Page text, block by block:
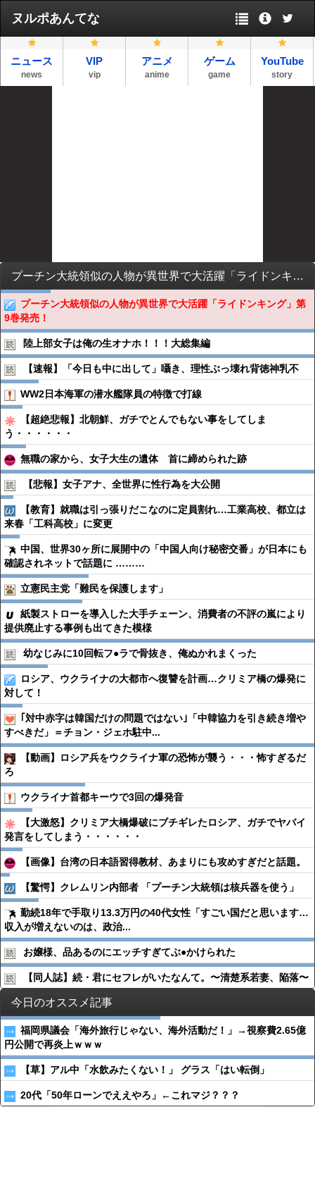
ヌルポあんてな
ニュース
news
VIP
vip
アニメ
anime
ゲーム
game
YouTube
story
プーチン大統領似の人物が異世界で大活躍「ライドンキング」第9巻発売！
プーチン大統領似の人物が異世界で大活躍「ライドンキング」第
9巻発売！
陸上部女子は俺の生オナホ！！！大総集編
【速報】「今日も中に出して」囁き、理性ぶっ壊れ背徳神乳不
WW2日本海軍の潜水艦隊員の特徴で打線
【超絶悲報】北朝鮮、ガチでとんでもない事をしてしま
う・・・・・・
無職の家から、女子大生の遺体 首に締められた跡
【悲報】女子アナ、全世界に性行為を大公開
【教育】就職は引っ張りだこなのに定員割れ…工業高校、都立は
来春「工科高校」に変更
中国、世界30ヶ所に展開中の「中国人向け秘密交番」が日本にも
確認されネットで話題に ………
立憲民主党「難民を保護します」
紙製ストローを導入した大手チェーン、消費者の不評の嵐により
提供廃止する事例も出てきた模様
幼なじみに10回転フ●︎ラで骨抜き、俺ぬかれまくった
ロシア、ウクライナの大都市へ復讐を計画…クリミア橋の爆発に
対して！
｢対中赤字は韓国だけの問題ではない｣「中韓協力を引き続き増や
すべきだ」＝チョン・ジェホ駐中...
【動画】ロシア兵をウクライナ軍の恐怖が襲う・・・怖すぎるだ
ろ
ウクライナ首都キーウで3回の爆発音
【大激怒】クリミア大橋爆破にブチギレたロシア、ガチでヤバイ
発言をしてしまう・・・・・・
【画像】台湾の日本語習得教材、あまりにも攻めすぎだと話題。
【驚愕】クレムリン内部者 「プーチン大統領は核兵器を使う」
勤続18年で手取り13.3万円の40代女性「すごい国だと思います…
収入が増えないのは、政治...
お嬢様、品あるのにエッチすぎてぶ●︎かけられた
【同人誌】続・君にセフレがいたなんて。〜清楚系若妻、陥落〜
今日のオススメ記事
福岡県議会「海外旅行じゃない、海外活動だ！」→視察費2.65億
円公開で再炎上ｗｗｗ
【草】アル中「水飲みたくない！」 グラス「はい転倒」
20代「50年ローンでええやろ」←これマジ？？？